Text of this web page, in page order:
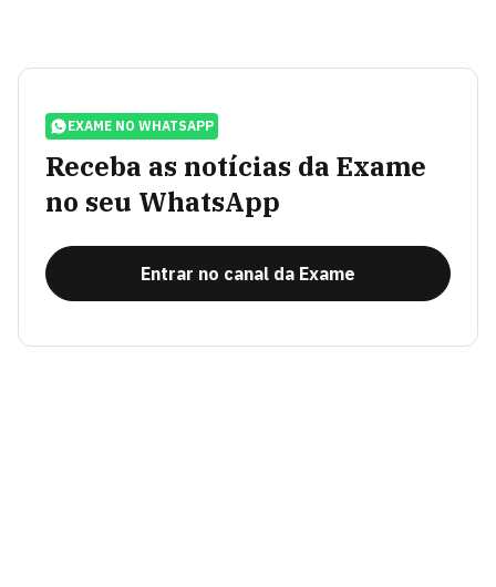
EXAME NO WHATSAPP
Receba as notícias da Exame
no seu WhatsApp
Entrar no canal da Exame